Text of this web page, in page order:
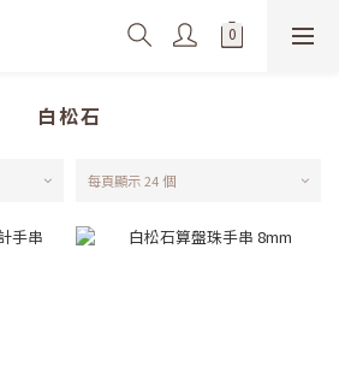
白松石
每頁顯示 24 個